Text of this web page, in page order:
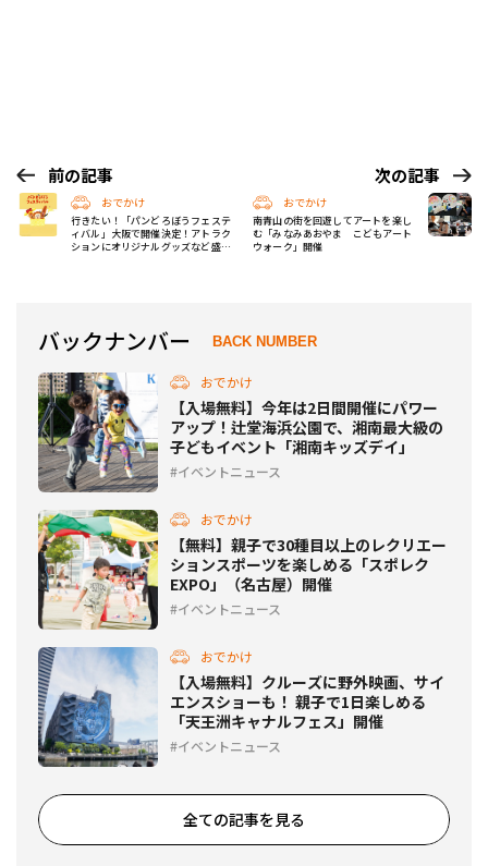
前の記事
おでかけ
行きたい！「パンどろぼうフェステ
ィバル」大阪で開催決定！アトラク
ションにオリジナルグッズなど盛り
次の記事
おでかけ
南青山の街を回遊してアートを楽し
む「みなみあおやま こどもアート
ウォーク」開催
バックナンバー BACK NUMBER
おでかけ
【入場無料】今年は2日間開催にパワー
アップ！辻堂海浜公園で、湘南最大級の
子どもイベント「湘南キッズデイ」
イベントニュース
おでかけ
【無料】親子で30種目以上のレクリエー
ションスポーツを楽しめる「スポレク
EXPO」（名古屋）開催
イベントニュース
おでかけ
【入場無料】クルーズに野外映画、サイ
エンスショーも！ 親子で1日楽しめる
「天王洲キャナルフェス」開催
イベントニュース
全ての記事を見る